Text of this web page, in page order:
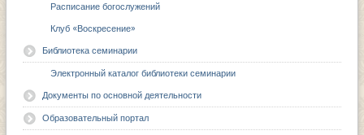
Расписание богослужений
Клуб «Воскресение»
Библиотека семинарии
Электронный каталог библиотеки семинарии
Документы по основной деятельности
Образовательный портал